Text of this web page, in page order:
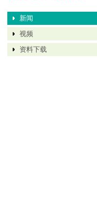
新闻
视频
资料下载